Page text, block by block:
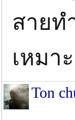
สายท
เหมา
Ton